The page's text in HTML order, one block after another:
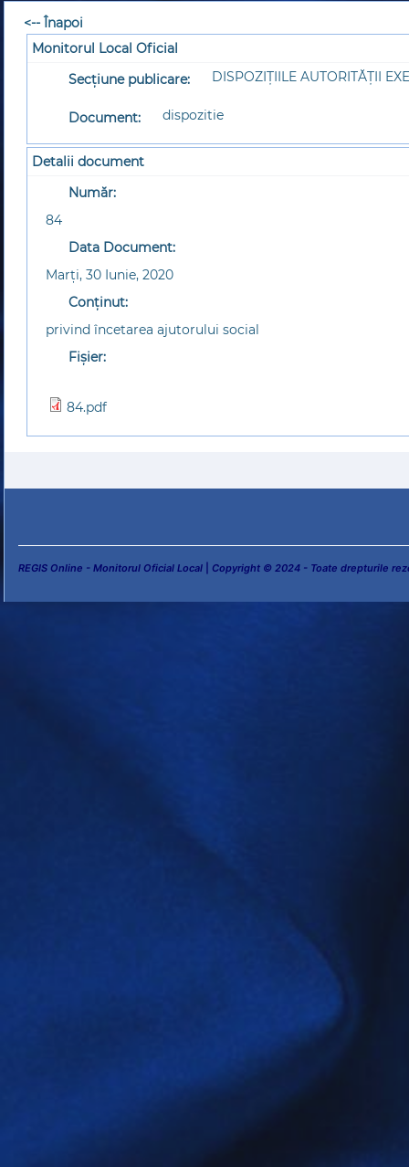
<-- Înapoi
Monitorul Local Oficial
Secțiune publicare:
DISPOZIȚIILE AUTORITĂȚII
Document: dispozitie
Detalii document
Număr:
84
Data Document:
Marţi, 30 Iunie, 2020
Conținut:
privind încetarea ajutorului social
Fișier:
84.pdf
REGIS Online - Monitorul Oficial Local Copyright © 2024 - Toate drepturile